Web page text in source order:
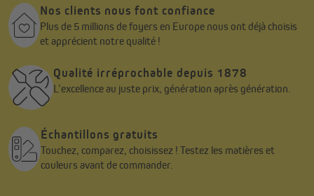
La structure robuste du pavillon pliant peut être montée par une
seule personne sans outils. Le cadre est déployé sur les deux
modèles en tirant sur les renforts internes, s'ouvre ensuite et se
déploie vers le haut.
Sur les pieds latéraux, vous pouvez ensuite fixer la bonne
hauteur de la tonnelle à l'aide de verrous encliquetables au pied.
Le mécanisme encliquetable est particulièrement pratique, car
aucun bouton-poussoir n'est utilisé, ce qui évite le risque de se
coincer les doigts.
Nos clients nous font confiance
Plus de 5 millions de foyers en Europe nous ont déjà choisis
et apprécient notre qualité !
Qualité irréprochable depuis 1878
L’excellence au juste prix, génération après génération.
Échantillons gratuits
Touchez, comparez, choisissez ! Testez les matières et
couleurs avant de commander.